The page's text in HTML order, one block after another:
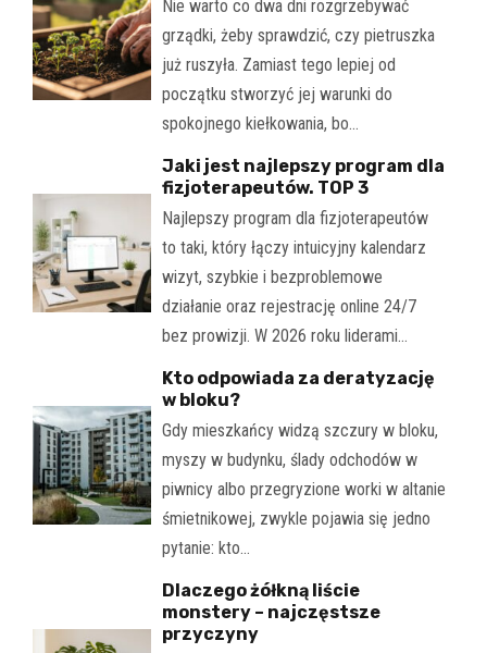
Nie warto co dwa dni rozgrzebywać
grządki, żeby sprawdzić, czy pietruszka
już ruszyła. Zamiast tego lepiej od
początku stworzyć jej warunki do
spokojnego kiełkowania, bo…
Jaki jest najlepszy program dla
fizjoterapeutów. TOP 3
Najlepszy program dla fizjoterapeutów
to taki, który łączy intuicyjny kalendarz
wizyt, szybkie i bezproblemowe
działanie oraz rejestrację online 24/7
bez prowizji. W 2026 roku liderami…
Kto odpowiada za deratyzację
w bloku?
Gdy mieszkańcy widzą szczury w bloku,
myszy w budynku, ślady odchodów w
piwnicy albo przegryzione worki w altanie
śmietnikowej, zwykle pojawia się jedno
pytanie: kto…
Dlaczego żółkną liście
monstery – najczęstsze
przyczyny